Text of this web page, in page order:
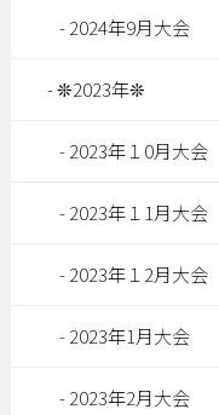
2024年9月大会
❊2023年❊
2023年１0月大会
2023年１1月大会
2023年１2月大会
2023年1月大会
2023年2月大会